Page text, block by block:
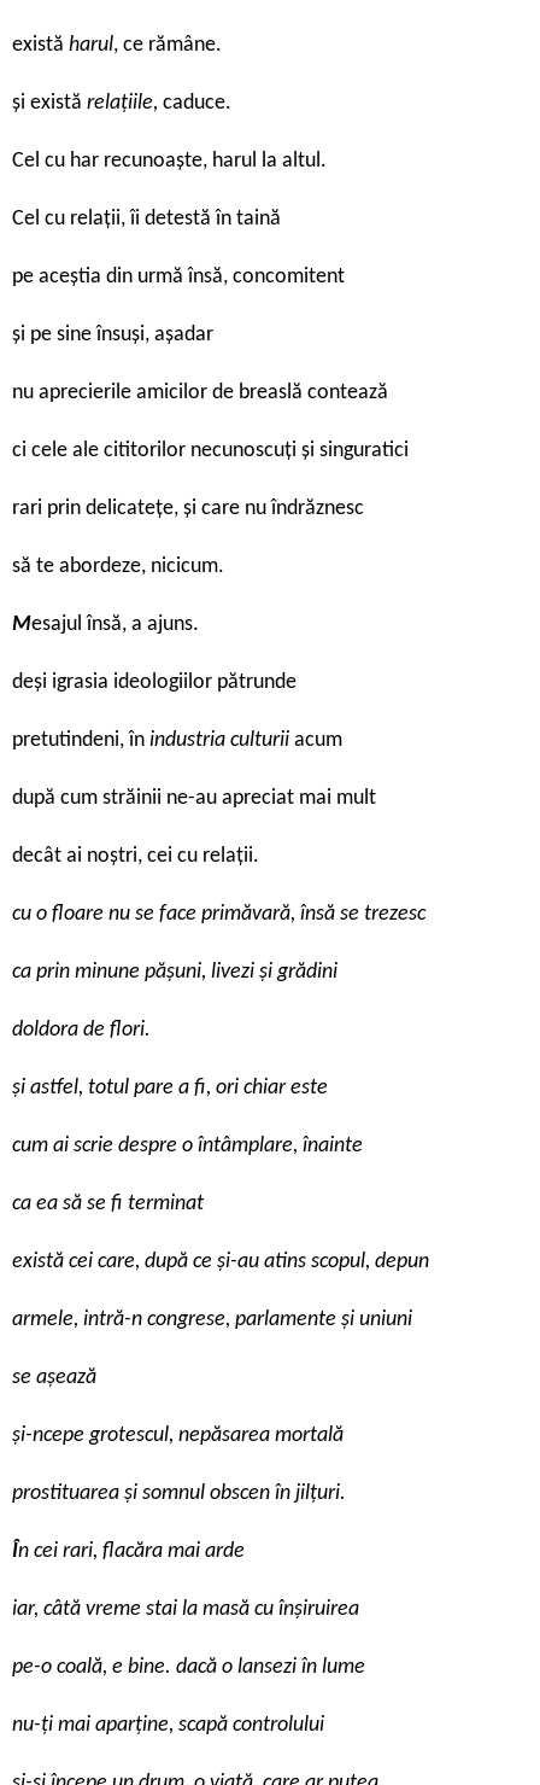
există harul, ce rămâne.
și există relațiile, caduce.
Cel cu har recunoaște, harul la altul.
Cel cu relații, îi detestă în taină
pe aceștia din urmă însă, concomitent
și pe sine însuși, așadar
nu aprecierile amicilor de breaslă contează
ci cele ale cititorilor necunoscuți și singuratici
rari prin delicatețe, și care nu îndrăznesc
să te abordeze, nicicum.
Mesajul însă, a ajuns.
deși igrasia ideologiilor pătrunde
pretutindeni, în industria culturii acum
după cum străinii ne-au apreciat mai mult
decât ai noștri, cei cu relații.
cu o floare nu se face primăvară, însă se trezesc
ca prin minune pășuni, livezi și grădini
doldora de flori.
și astfel, totul pare a fi, ori chiar este
cum ai scrie despre o întâmplare, înainte
ca ea să se fi terminat
există cei care, după ce și-au atins scopul, depun
armele, intră-n congrese, parlamente și uniuni
se așează
și-ncepe grotescul, nepăsarea mortală
prostituarea și somnul obscen în jilțuri.
În cei rari, flacăra mai arde
iar, câtă vreme stai la masă cu înșiruirea
pe-o coală, e bine. dacă o lansezi în lume
nu-ți mai aparține, scapă controlului